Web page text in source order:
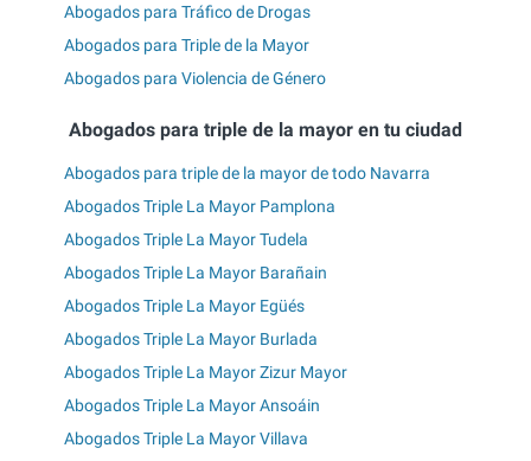
Abogados para Tráfico de Drogas
Abogados para Triple de la Mayor
Abogados para Violencia de Género
Abogados para triple de la mayor en tu ciudad
Abogados para triple de la mayor de todo Navarra
Abogados Triple La Mayor Pamplona
Abogados Triple La Mayor Tudela
Abogados Triple La Mayor Barañain
Abogados Triple La Mayor Egüés
Abogados Triple La Mayor Burlada
Abogados Triple La Mayor Zizur Mayor
Abogados Triple La Mayor Ansoáin
Abogados Triple La Mayor Villava